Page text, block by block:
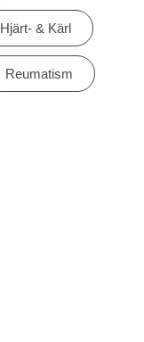
Hjärt- & Kärl
Reumatism